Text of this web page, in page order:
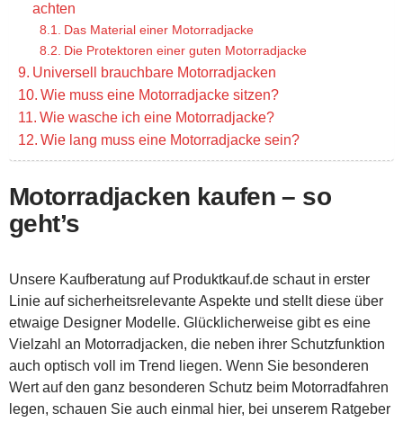
achten
Das Material einer Motorradjacke
Die Protektoren einer guten Motorradjacke
Universell brauchbare Motorradjacken
Wie muss eine Motorradjacke sitzen?
Wie wasche ich eine Motorradjacke?
Wie lang muss eine Motorradjacke sein?
Motorradjacken kaufen – so
geht’s
Unsere Kaufberatung auf Produktkauf.de schaut in erster
Linie auf sicherheitsrelevante Aspekte und stellt diese über
etwaige Designer Modelle. Glücklicherweise gibt es eine
Vielzahl an Motorradjacken, die neben ihrer Schutzfunktion
auch optisch voll im Trend liegen. Wenn Sie besonderen
Wert auf den ganz besonderen Schutz beim Motorradfahren
legen, schauen Sie auch einmal hier, bei unserem Ratgeber